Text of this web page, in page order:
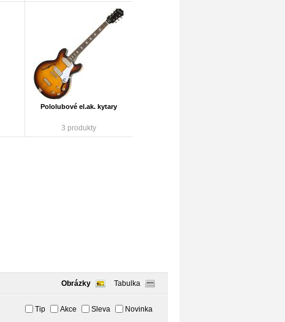
Pololubové el.ak. kytary
3 produkty
Obrázky Tabulka
Tip Akce Sleva Novinka